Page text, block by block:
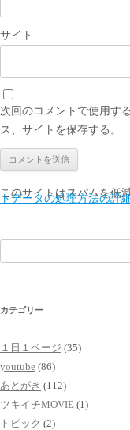
サイト
次回のコメントで使用す
ス、サイトを保存する。
このサイトはスパムを低
トデータの処理方法の詳
索:
カテゴリー
１日１ページ (35)
youtube (86)
あとがき (112)
ツキイチMOVIE (1)
トピック (2)